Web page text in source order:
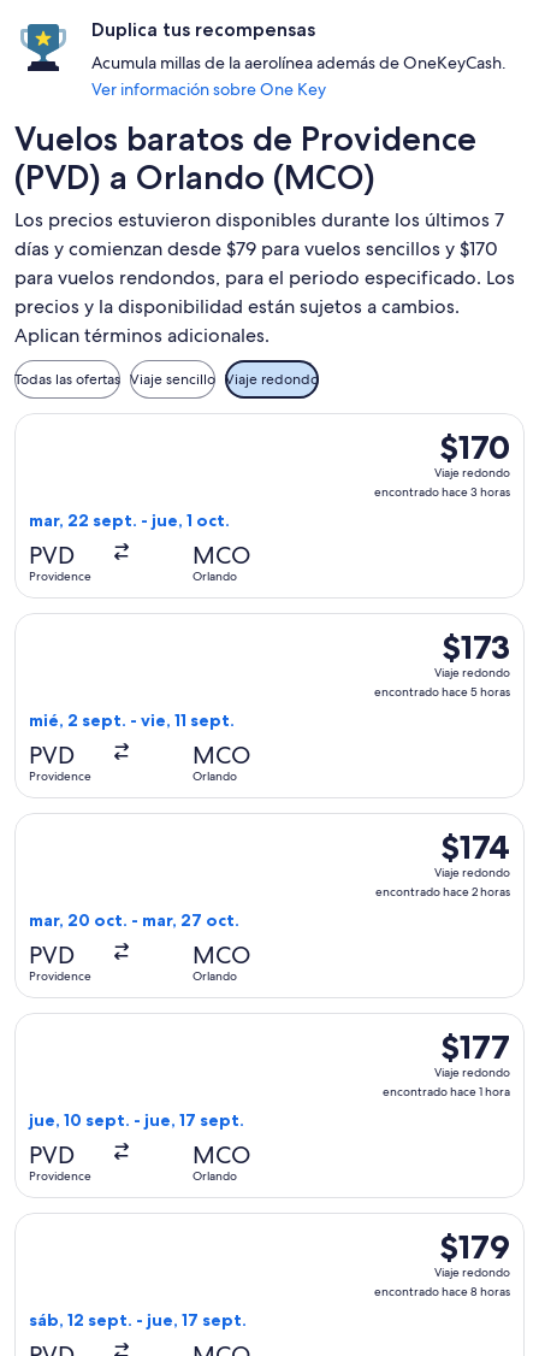
Duplica tus recompensas
Acumula millas de la aerolínea además de OneKeyCash.
Ver información sobre One Key
Vuelos baratos de Providence
(PVD) a Orlando (MCO)
Los precios estuvieron disponibles durante los últimos 7
días y comienzan desde $79 para vuelos sencillos y $170
para vuelos rendondos, para el periodo especificado. Los
precios y la disponibilidad están sujetos a cambios.
Aplican términos adicionales.
Todas las ofertas Viaje sencillo Viaje redondo
$170
Viaje
redondo,
$170
Viaje redondo
encontrado hace 3 horas
mar, 22 sept. - jue, 1 oct.
PVD
Providence
MCO
Orlando
Seleccionar vuelo de Breeze Airways, con salida el mar,
$173
Viaje
redondo,
$173
Viaje redondo
encontrado hace 5 horas
mié, 2 sept. - vie, 11 sept.
PVD
Providence
MCO
Orlando
Seleccionar vuelo de Breeze Airways, con salida el mié, 2
$174
Viaje
redondo,
$174
Viaje redondo
encontrado hace 2 horas
mar, 20 oct. - mar, 27 oct.
PVD
Providence
MCO
Orlando
Seleccionar vuelo de Breeze Airways, con salida el mar,
$177
Viaje
redondo,
$177
Viaje redondo
encontrado hace 1 hora
jue, 10 sept. - jue, 17 sept.
PVD
Providence
MCO
Orlando
Seleccionar vuelo de Breeze Airways, con salida el jue, 10
$179
Viaje
redondo,
$179
Viaje redondo
encontrado hace 8 horas
sáb, 12 sept. - jue, 17 sept.
Seleccionar vuelo de Breeze Airways, con salida el sáb, 12